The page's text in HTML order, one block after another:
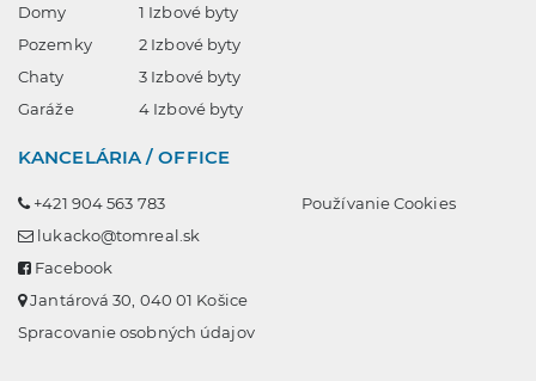
Domy
Pozemky
Chaty
Garáže
1 Izbové byty
2 Izbové byty
3 Izbové byty
4 Izbové byty
KANCELÁRIA / OFFICE
+421 904 563 783
lukacko@tomreal.sk
Facebook
Jantárová 30, 040 01 Košice
Spracovanie osobných údajov
Používanie Cookies